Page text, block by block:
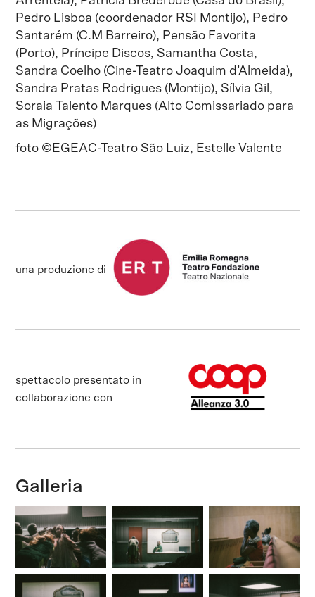
Pedro Lisboa (coordenador RSI Montijo), Pedro
Santarém (C.M Barreiro), Pensão Favorita
(Porto), Príncipe Discos, Samantha Costa,
Sandra Coelho (Cine-Teatro Joaquim d’Almeida),
Sandra Pratas Rodrigues (Montijo), Sílvia Gil,
Soraia Talento Marques (Alto Comissariado para
as Migrações)
foto ©EGEAC-Teatro São Luiz, Estelle Valente
una produzione di
spettacolo presentato in
collaborazione con
Galleria